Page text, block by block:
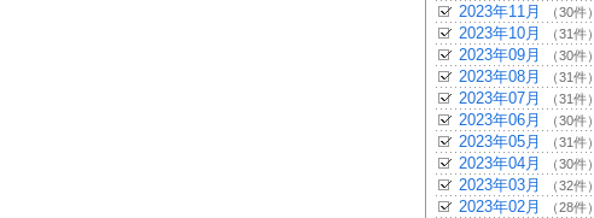
2023年11月 （30件）
2023年10月 （31件）
2023年09月 （30件）
2023年08月 （31件）
2023年07月 （31件）
2023年06月 （30件）
2023年05月 （31件）
2023年04月 （30件）
2023年03月 （32件）
2023年02月 （28件）